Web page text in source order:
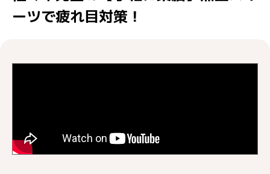
ーツで疲れ目対策！